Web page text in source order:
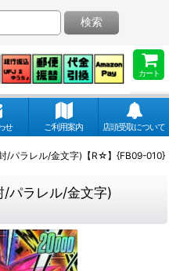
カート
検索
せ ご利用案内 店頭受取について
/パラレル/金文字)【R☆】{FB09-010}
/パラレル/金文字)